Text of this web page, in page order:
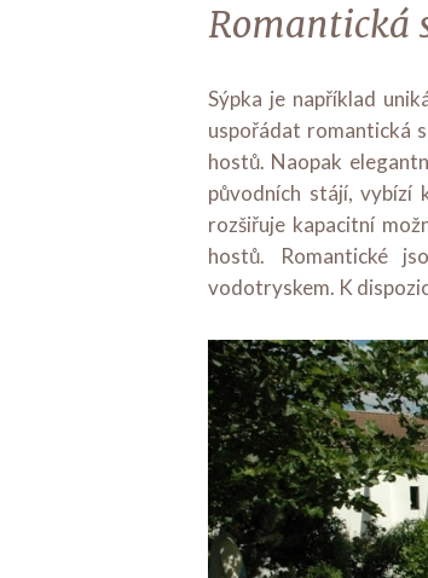
Romantická
Sýpka je například
uspořádat romantická
hostů. Naopak
původních stájí, vybízí
rozšiřuje kapacitní
hostů. Romantické
vodotryskem. K